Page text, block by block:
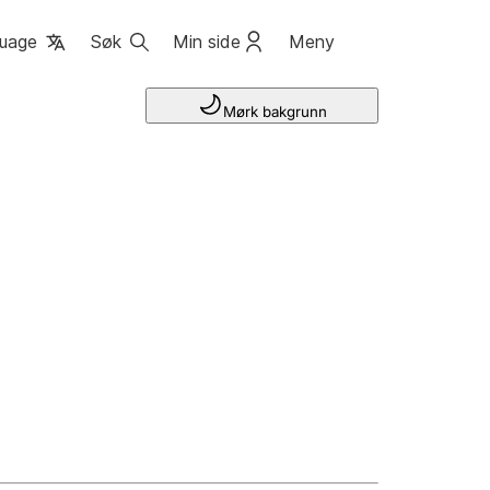
Søk Min side Meny
Mørk bakgrunn